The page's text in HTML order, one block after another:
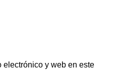
electrónico y web en este